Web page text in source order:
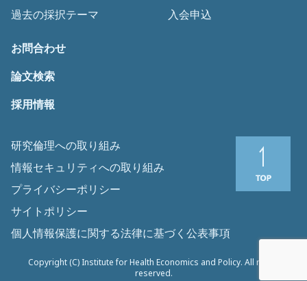
過去の採択テーマ
入会申込
お問合わせ
論文検索
採用情報
研究倫理への取り組み
情報セキュリティへの取り組み
プライバシーポリシー
サイトポリシー
個人情報保護に関する法律に基づく公表事項
Copyright (C) Institute for Health Economics and Policy. All rights
reserved.